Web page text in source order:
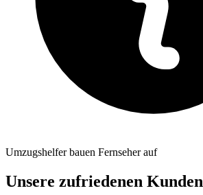
Umzugshelfer bauen Fernseher auf
Unsere zufriedenen Kunden